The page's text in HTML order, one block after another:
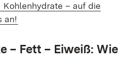
Kohlenhydrate – auf die
an!
– Fett – Eiweiß: Wie